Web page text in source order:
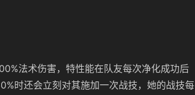
法术伤害，特性能在队友每次净化成功后
时还会立刻对其施加一次战技，她的战技每